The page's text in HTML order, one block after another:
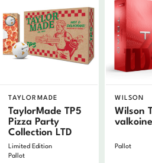
TAYLORMADE
TaylorMade TP5
Pizza Party
Collection LTD
Limited Edition
Pallot
WILSON
Wilson
Pallot